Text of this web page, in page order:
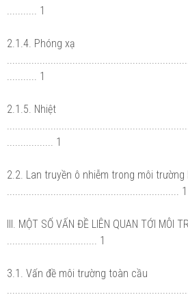
........... 1
2.1.4. Phóng xạ
........... 1
2.1.5. Nhiệt
................. 1
2.2. Lan truyền ô nhiễm trong môi trường
............................................................... 1
III. MỘT SỐ VẤN ĐỀ LIÊN QUAN TỚI MÔI
................................. 1
3.1. Vấn đề môi trường toàn cầu